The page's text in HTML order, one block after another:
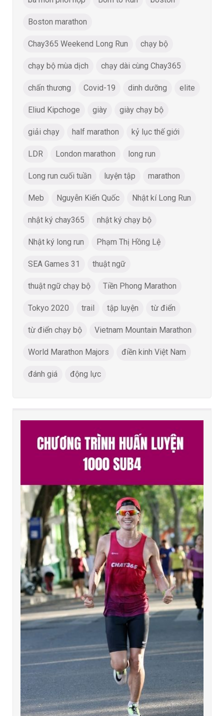
Boston marathon
Chay365 Weekend Long Run chạy bộ
chạy bộ mùa dịch chạy dài cùng Chay365
chấn thương Covid-19 dinh dưỡng elite
Eliud Kipchoge giày giày chạy bộ
giải chạy half marathon kỷ lục thế giới
LDR London marathon long run
Long run cuối tuần luyện tập marathon
Meb Nguyễn Kiến Quốc Nhật kí Long Run
nhật ký chay365 nhật ký chạy bộ
Nhật ký long run Phạm Thị Hồng Lệ
SEA Games 31 thuật ngữ
thuật ngữ chạy bộ Tiền Phong Marathon
Tokyo 2020 trail tập luyện từ điển
từ điển chạy bộ Vietnam Mountain Marathon
World Marathon Majors điền kinh Việt Nam
đánh giá động lực